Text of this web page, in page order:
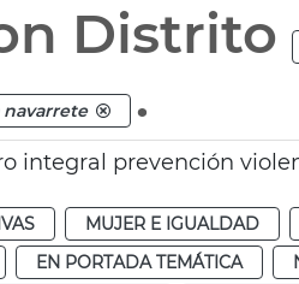
Distrito
navarrete .
integral prevención
MUJER E IGUALDAD
EN PORTADA TEMÁTICA